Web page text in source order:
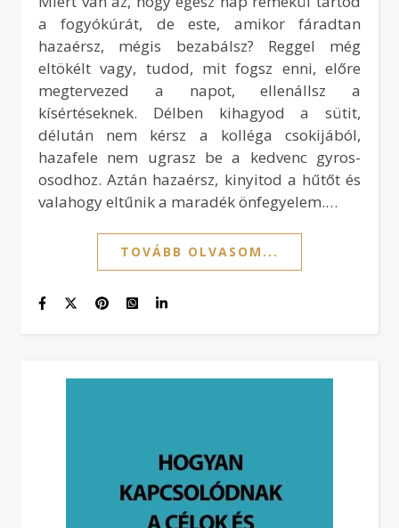
a fogyókúrát, de este, amikor fáradtan
hazaérsz, mégis bezabálsz? Reggel még
eltökélt vagy, tudod, mit fogsz enni, előre
megtervezed a napot, ellenállsz a
kísértéseknek. Délben kihagyod a sütit,
délután nem kérsz a kolléga csokijából,
hazafele nem ugrasz be a kedvenc gyros-
osodhoz. Aztán hazaérsz, kinyitod a hűtőt és
valahogy eltűnik a maradék önfegyelem.…
TOVÁBB OLVASOM...